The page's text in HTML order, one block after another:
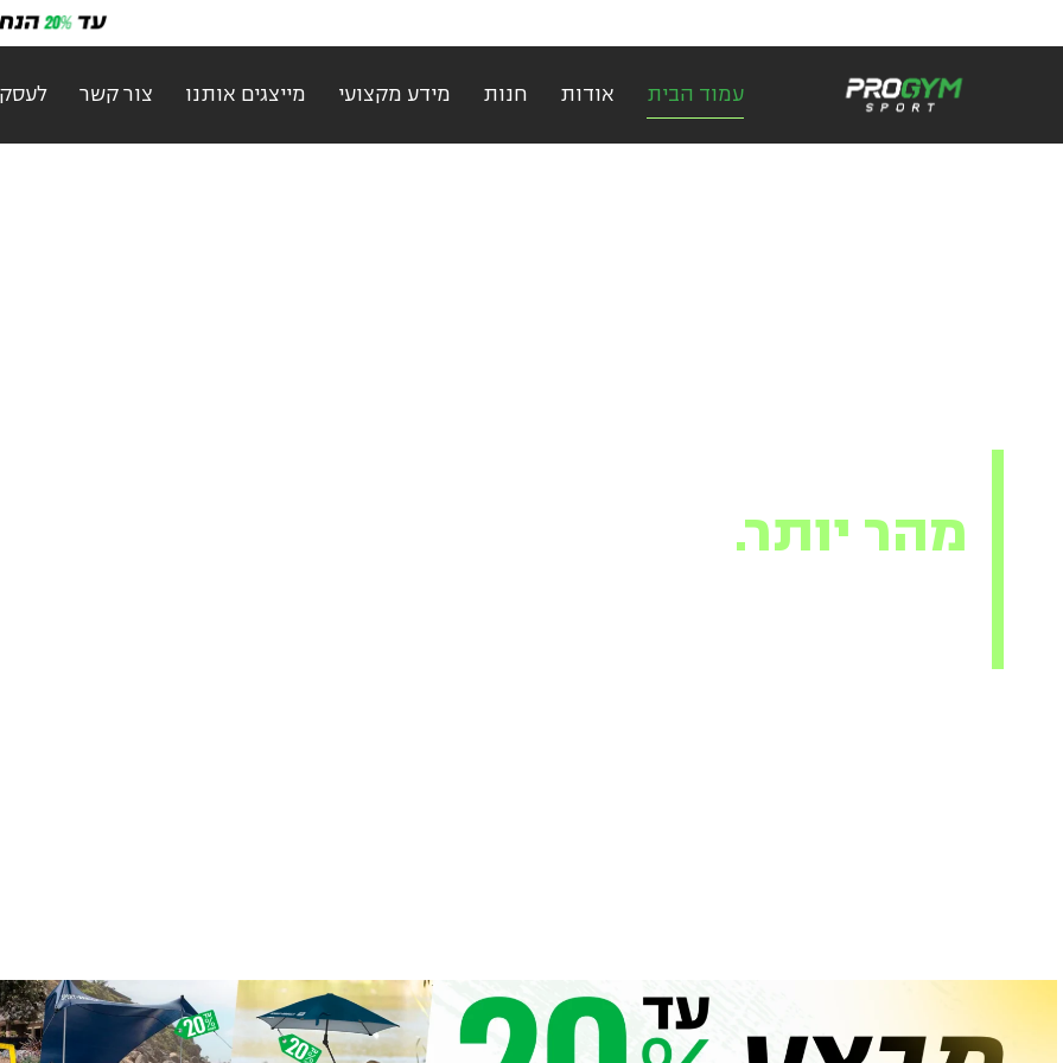
עמוד הבית אודות חנות מידע מקצועי מייצגים אותנו צור קשר
מהר יותר.